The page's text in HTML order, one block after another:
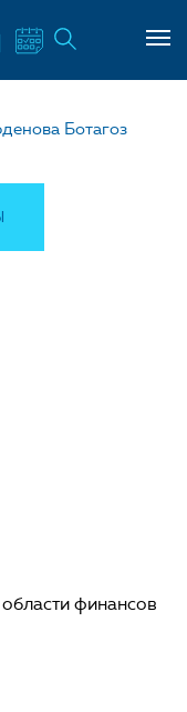
Ботагоз
финансов